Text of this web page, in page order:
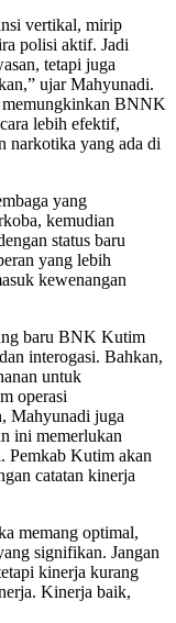
vertikal, mirip
polisi aktif. Jadi
tetapi juga
ujar Mahyunadi.
memungkinkan BNNK
lebih efektif,
narkotika yang ada di
yang
kemudian
status baru
yang lebih
kewenangan
baru BNK Kutim
interogasi. Bahkan,
untuk
operasi
Mahyunadi juga
ini memerlukan
Pemkab Kutim akan
catatan kinerja
memang optimal,
signifikan. Jangan
kinerja kurang
Kinerja baik,